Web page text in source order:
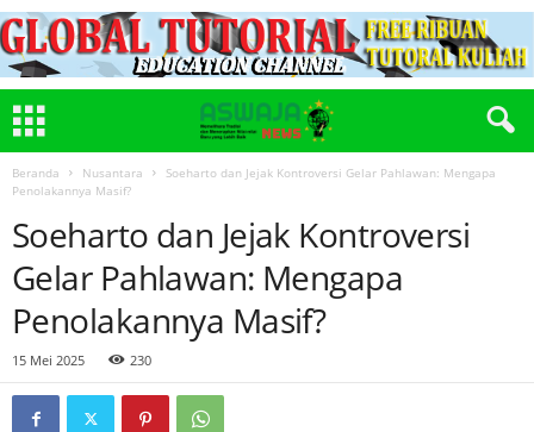
Beranda Nusantara
Soeharto dan Jejak Kontroversi Gelar Pahlawan: Mengapa
Penolakannya Masif?
Soeharto dan Jejak Kontroversi
Gelar Pahlawan: Mengapa
Penolakannya Masif?
15 Mei 2025 230